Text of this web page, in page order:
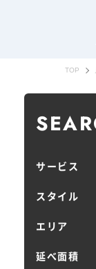
TOP
サービス
スタイル
エリア
延べ面積